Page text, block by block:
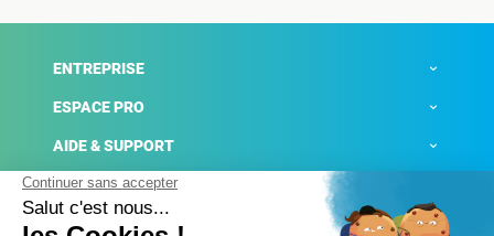
ENTREPRISE
ESPACE PRO
AIDE & SUPPORT
ACTUALITÉS